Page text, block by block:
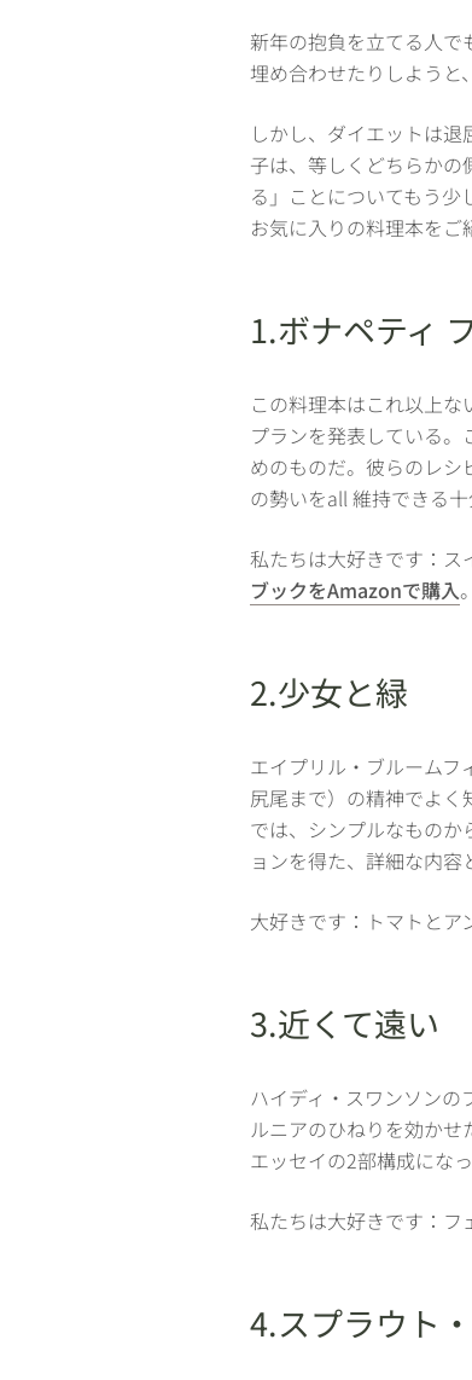
新年の抱負を立てる人
埋め合わせたりしようと
しかし、ダイエットは
子は、等しくどちらか
る」ことについてもう少
お気に入りの料理本をご
1.ボナペティ
この料理本はこれ以上
プランを発表している
めのものだ。彼らのレ
の勢いをall 維持できる十
私たちは大好きです：ス
ブックをAmazonで購入。
2.少女と緑
エイプリル・ブルーム
尻尾まで）の精神でよ
では、シンプルなもの
ョンを得た、詳細な内容
大好きです：トマトとア
3.近くて遠い
ハイディ・スワンソンの
ルニアのひねりを効か
エッセイの2部構成になっ
私たちは大好きです：フ
4.スプラウト